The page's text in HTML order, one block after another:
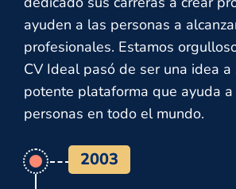
ayuden a las personas a
profesionales. Estamos
CV Ideal pasó de ser una idea a
potente plataforma que ayuda
personas en todo el mundo.
2003